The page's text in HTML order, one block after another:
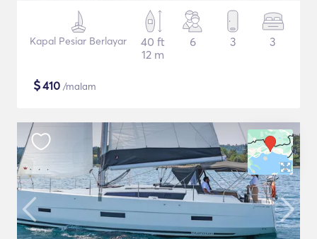
Kapal Pesiar Berlayar
40 ft
12 m
6 3 3
$410 /malam